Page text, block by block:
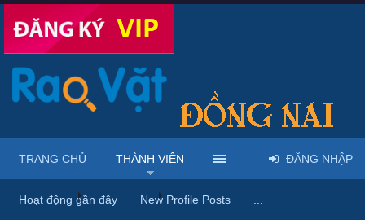
Trang chủ Thành viên hoangthu2703
TRANG CHỦ THÀNH VIÊN
Hoạt động gần đây New Profile Posts
ĐĂNG NHẬP